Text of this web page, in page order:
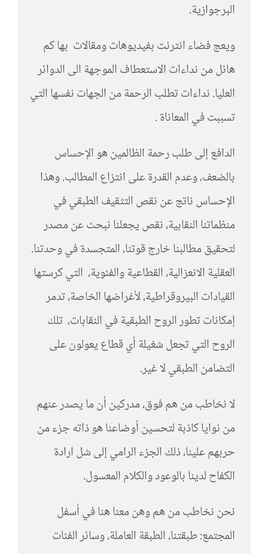
البرجوازية.
ويعج فضاء انترنت بفيديوهات ومقالات بها كم
هائل من نداءات الاستعطاف الموجهة الى الدوائر
العليا. نداءات تطلب الرحمة من الجهات نفسها التي
تسببت في المعاناة .
الدافع إلى طلب رحمة الظالمين هو الإحساس
بالضعف، وعدم القدرة على انتزاع المطالب. وهذا
الإحساس ناتج عن نقص التثقيف الطبقي في
منظماتنا النقابية، نقص يجعلنا نبحث عن مصدر
لتحقيق مطالبنا خارج قوتنا، المتجسدة في وحدتنا.
العقلية الانعزالية، القطاعية والفئوية، التي كرستها
القيادات البيروقراطية، لأغراضها الخاصة، تدمر
إمكانات تطور الروح الطبقية في النقابات، تلك
الروح التي تجعل شغيلة أي قطاع يعولون على
التضامن الطبقي لا غير.
لا نخاطب من هم فوق، مدركين أن ما يصدر عنهم
من نوايا كاذبة لتحسين أوضاعنا هو ذاته جزء من
حربهم علينا، ذلك الجزء الرامي إلى شل ارادة
الكفاح لدينا بالوعود والكلام المعسول.
نحن نخاطب من هم وهن معنا هنا في أسفل
المجتمع: طبقتنا، الطبقة العاملة، وسائر الفئات